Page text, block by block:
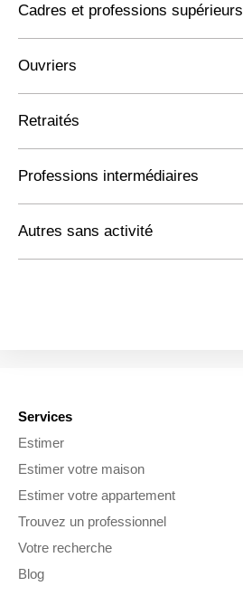
Cadres et professions supérieurs
Ouvriers
Retraités
Professions intermédiaires
Autres sans activité
Services
Estimer
Estimer votre maison
Estimer votre appartement
Trouvez un professionnel
Votre recherche
Blog